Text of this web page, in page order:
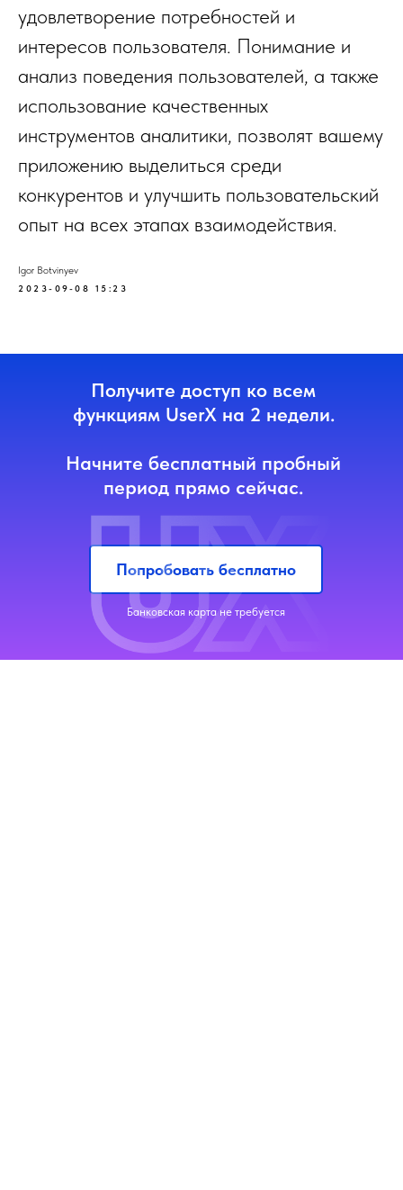
удовлетворение потребностей и
интересов пользователя. Понимание и
анализ поведения пользователей, а также
использование качественных
инструментов аналитики, позволят вашему
приложению выделиться среди
конкурентов и улучшить пользовательский
опыт на всех этапах взаимодействия.
Igor Botvinyev
2023-09-08 15:23
Получите доступ ко всем
функциям UserX на 2 недели.
Начните бесплатный пробный
период прямо сейчас.
Попробовать бесплатно
Банковская карта не требуется